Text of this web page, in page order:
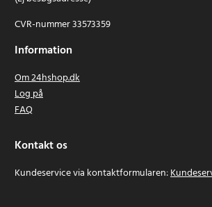
CVR-nummer 33573359
Information
Om 24hshop.dk
Log på
FAQ
Kontakt os
Kundeservice via kontaktformularen: